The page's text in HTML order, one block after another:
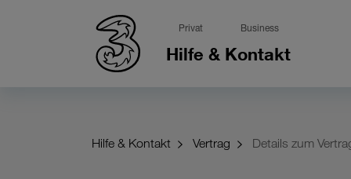
Privat Business
Hilfe & Kontakt
Hilfe & Kontakt Vertrag Details zum